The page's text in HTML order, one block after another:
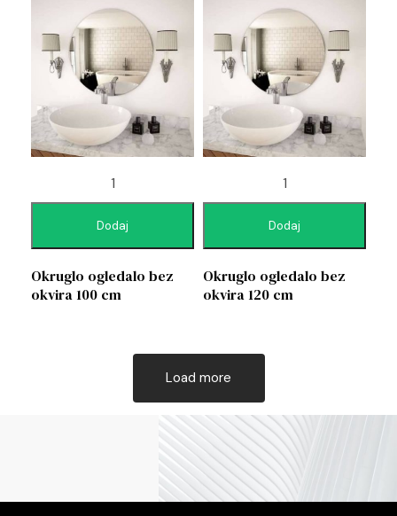
Dodaj
Okruglo ogledalo bez
okvira 100 cm
Dodaj
Okruglo ogledalo bez
okvira 120 cm
Load more